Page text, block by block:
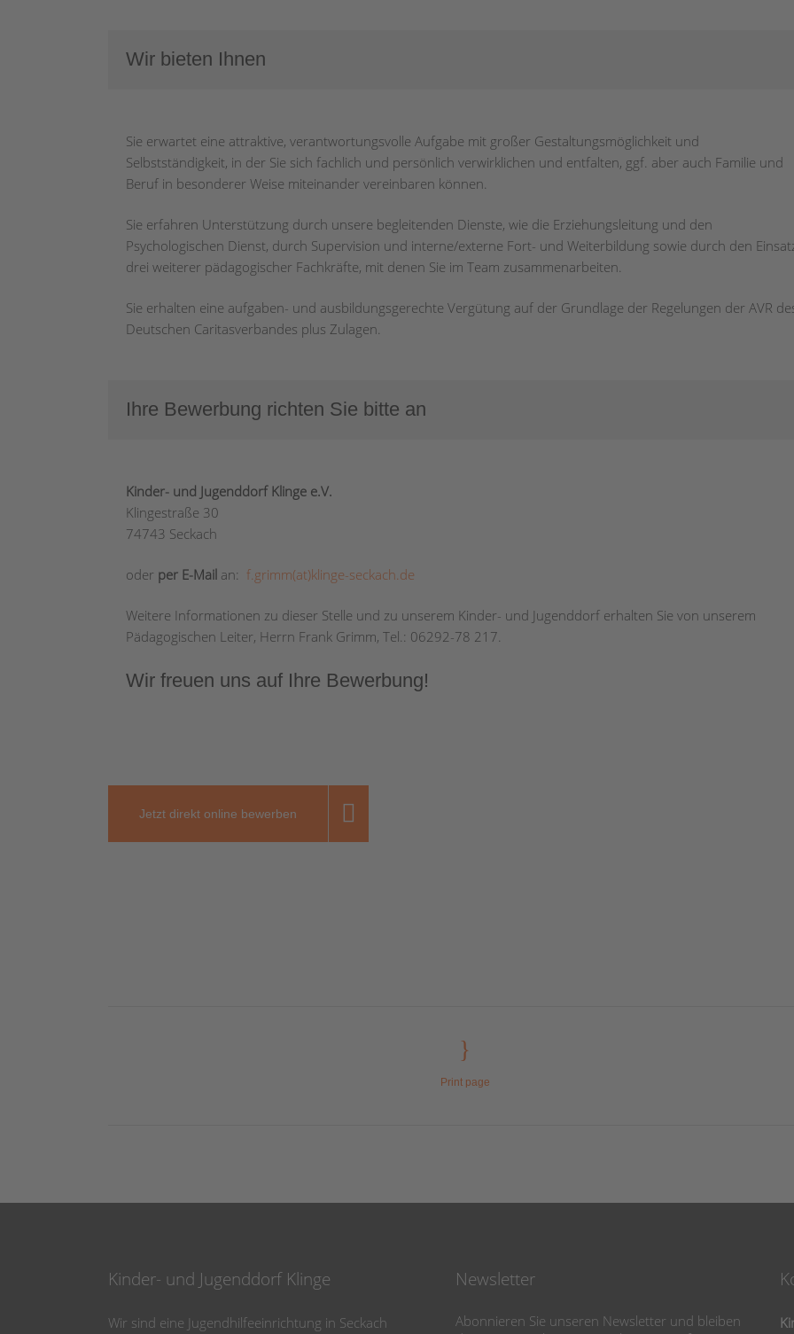
Wir bieten Ihnen
Sie erwartet eine attraktive, verantwortungsvolle Aufgabe mit großer Gestaltungsmöglichkeit und
Selbstständigkeit, in der Sie sich fachlich und persönlich verwirklichen und entfalten, ggf. aber auch Familie und
Beruf in besonderer Weise miteinander vereinbaren können.
Sie erfahren Unterstützung durch unsere begleitenden Dienste, wie die Erziehungsleitung und den
Psychologischen Dienst, durch Supervision und interne/externe Fort- und Weiterbildung sowie durch den
drei weiterer pädagogischer Fachkräfte, mit denen Sie im Team zusammenarbeiten.
Sie erhalten eine aufgaben- und ausbildungsgerechte Vergütung auf der Grundlage der Regelungen der AVR
Deutschen Caritasverbandes plus Zulagen.
Ihre Bewerbung richten Sie bitte an
Kinder- und Jugenddorf Klinge e.V.
Klingestraße 30
74743 Seckach
oder per E-Mail an: f.grimm(at)klinge-seckach.de
Weitere Informationen zu dieser Stelle und zu unserem Kinder- und Jugenddorf erhalten Sie von unserem
Pädagogischen Leiter, Herrn Frank Grimm, Tel.: 06292-78 217.
Wir freuen uns auf Ihre Bewerbung!
Jetzt direkt online bewerben
Print page
Kinder- und Jugenddorf Klinge
Wir sind eine Jugendhilfeeinrichtung in Seckach
Newsletter
Abonnieren Sie unseren Newsletter und bleiben